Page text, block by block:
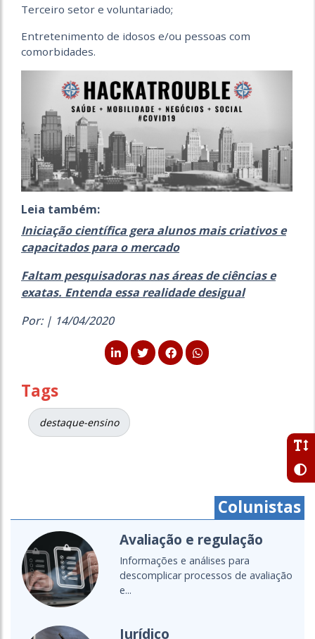
Terceiro setor e voluntariado;
Entretenimento de idosos e/ou pessoas com
comorbidades.
Leia também:
Iniciação científica gera alunos mais criativos e
capacitados para o mercado
Faltam pesquisadoras nas áreas de ciências e
exatas. Entenda essa realidade desigual
Por: | 14/04/2020
Tags
destaque-ensino
Colunistas
Cartografias do setor
Um olhar global para as políticas,
diálogos e transformações da...
Ensino a distância